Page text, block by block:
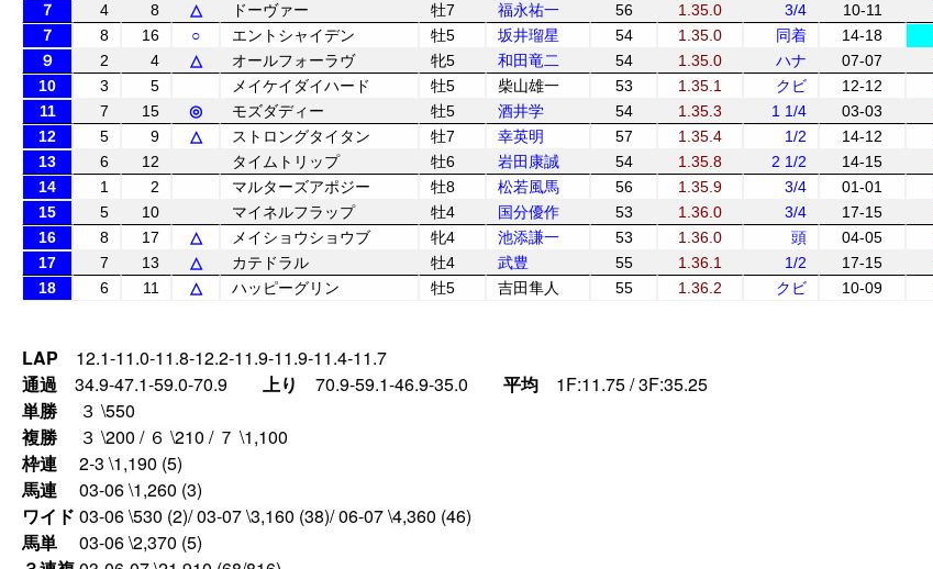
７
4 8 △ ドーヴァー 牡7 福永祐一 56 1.35.0 3/4 10-11
７
8 16 ○ エントシャイデン 牡5 坂井瑠星 54 1.35.0 同着 14-18
９
2 4 △ オールフォーラヴ 牝5 和田竜二 54 1.35.0 ハナ 07-07
10
3 5 メイケイダイハード 牡5 柴山雄一 53 1.35.1 クビ 12-12
11
7 15 ◎ モズダディー 牡5 酒井学 54 1.35.3 1 1/4 03-03
12
5 9 △ ストロングタイタン 牡7 幸英明 57 1.35.4 1/2 14-12
13
6 12 タイムトリップ 牡6 岩田康誠 54 1.35.8 2 1/2 14-15
14
1 2 マルターズアポジー 牡8 松若風馬 56 1.35.9 3/4 01-01
15
5 10 マイネルフラップ 牡4 国分優作 53 1.36.0 3/4 17-15
16
8 17 △ メイショウショウブ 牝4 池添謙一 53 1.36.0 頭 04-05
17
7 13 △ カテドラル 牡4 武豊 55 1.36.1 1/2 17-15
18
6 11 △ ハッピーグリン 牡5 吉田隼人 55 1.36.2 クビ 10-09
LAP 12.1-11.0-11.8-12.2-11.9-11.9-11.4-11.7
通過 34.9-47.1-59.0-70.9 上り 70.9-59.1-46.9-35.0 平均 1F:11.75 / 3F:35.25
単勝
３ \550
複勝
３ \200 / ６ \210 / ７ \1,100
枠連
2-3 \1,190 (5)
馬連
03-06 \1,260 (3)
ワイド 03-06 \530 (2)/ 03-07 \3,160 (38)/ 06-07 \4,360 (46)
馬単
03-06 \2,370 (5)